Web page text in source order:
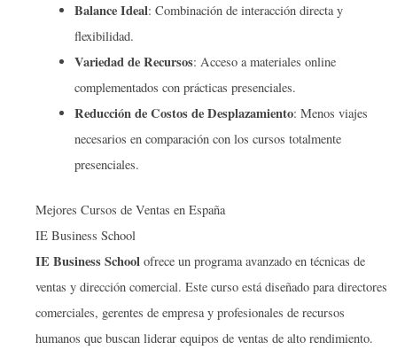
Balance Ideal: Combinación de interacción directa y
flexibilidad.
Variedad de Recursos: Acceso a materiales online
complementados con prácticas presenciales.
Reducción de Costos de Desplazamiento: Menos viajes
necesarios en comparación con los cursos totalmente
presenciales.
Mejores Cursos de Ventas en España
IE Business School
IE Business School ofrece un programa avanzado en técnicas de
ventas y dirección comercial. Este curso está diseñado para directores
comerciales, gerentes de empresa y profesionales de recursos
humanos que buscan liderar equipos de ventas de alto rendimiento.